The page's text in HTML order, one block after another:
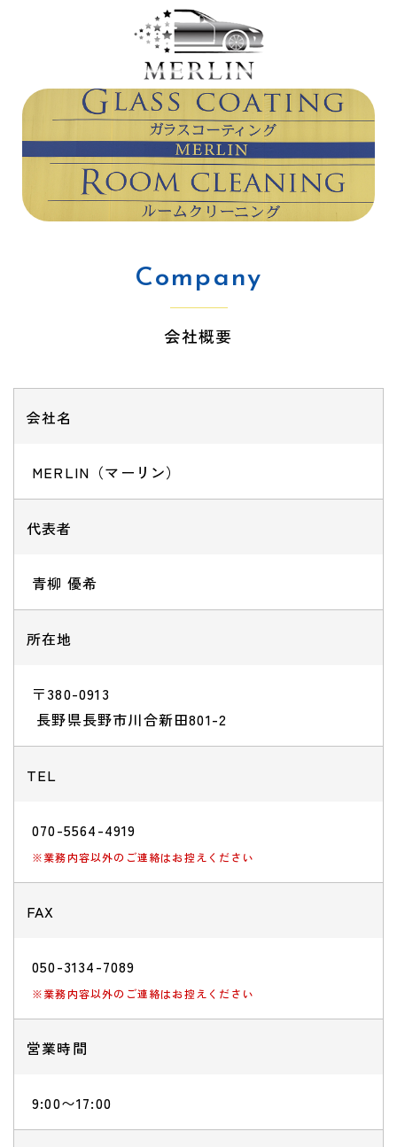
Company
会社概要
会社名
MERLIN（マーリン）
代表者
青柳 優希
所在地
〒380-0913
​​​​​​​ 長野県長野市川合新田801-2
TEL
070-5564-4919
※業務内容以外のご連絡はお控えください
FAX
050-3134-7089
※業務内容以外のご連絡はお控えください
営業時間
9:00〜17:00